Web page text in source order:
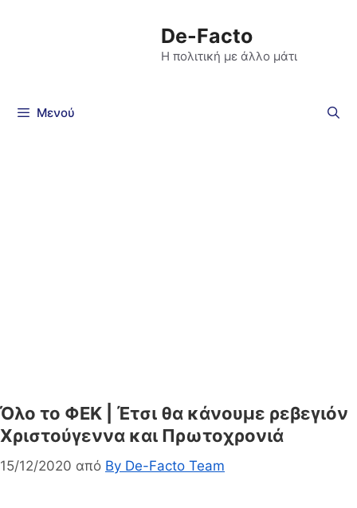
De-Facto
Η πολιτική με άλλο μάτι
Μενού
Όλο το ΦΕΚ | Έτσι θα κάνουμε ρεβεγιόν
Χριστούγεννα και Πρωτοχρονιά
15/12/2020 από By De-Facto Team